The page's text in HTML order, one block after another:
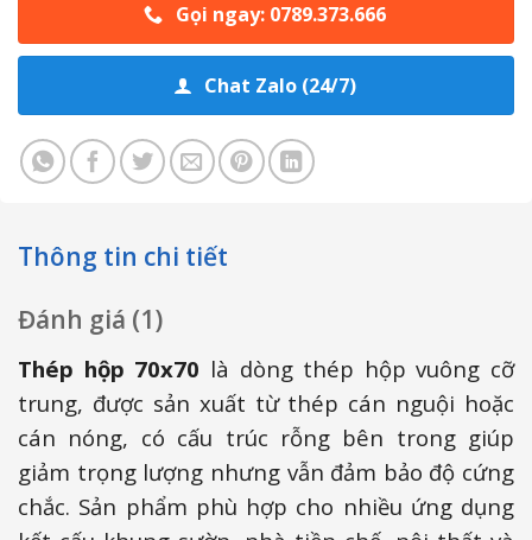
Gọi ngay: 0789.373.666
Chat Zalo (24/7)
Thông tin chi tiết
Đánh giá (1)
Thép hộp 70x70 là dòng thép hộp vuông cỡ
trung, được sản xuất từ thép cán nguội hoặc
cán nóng, có cấu trúc rỗng bên trong giúp
giảm trọng lượng nhưng vẫn đảm bảo độ cứng
chắc. Sản phẩm phù hợp cho nhiều ứng dụng